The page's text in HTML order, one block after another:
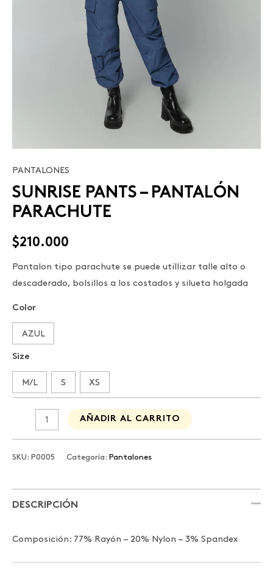
PANTALONES
SUNRISE PANTS – PANTALÓN
PARACHUTE
$210.000
Pantalon tipo parachute se puede utillizar talle alto o
descaderado, bolsillos a los costados y silueta holgada
Color
AZUL
Size
M/L S XS
SUNRISE
PANTS
-
PARACHUTE
AÑADIR AL CARRITO
SKU: P0005 Categoría: Pantalones
DESCRIPCIÓN
Composición: 77% Rayón – 20% Nylon – 3% Spandex